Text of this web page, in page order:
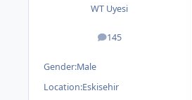
WT Uyesi
145
posts
Gender:Male
Location:Eskisehir